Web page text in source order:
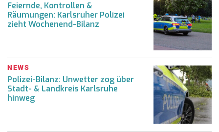
Feiernde, Kontrollen &
Räumungen: Karlsruher Polizei
zieht Wochenend-Bilanz
NEWS
Polizei-Bilanz: Unwetter zog über
Stadt- & Landkreis Karlsruhe
hinweg